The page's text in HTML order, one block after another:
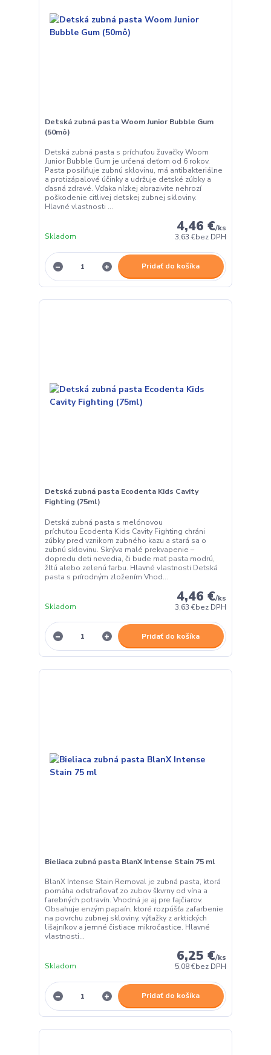
Detská zubná pasta Woom Junior Bubble Gum
(50mô)
Detská zubná pasta s príchuťou žuvačky Woom
Junior Bubble Gum je určená deťom od 6 rokov.
Pasta posilňuje zubnú sklovinu, má antibakteriálne
a protizápalové účinky a udržuje detské zúbky a
ďasná zdravé. Vďaka nízkej abrazivite nehrozí
poškodenie citlivej detskej zubnej skloviny.
Hlavné vlastnosti ...
4,46 €/ks
3,63 €bez DPH
Skladom
Pridať do košíka
Detská zubná pasta Ecodenta Kids Cavity
Fighting (75ml)
Detská zubná pasta s melónovou
príchuťou Ecodenta Kids Cavity Fighting chráni
zúbky pred vznikom zubného kazu a stará sa o
zubnú sklovinu. Skrýva malé prekvapenie –
dopredu deti nevedia, či bude mať pasta modrú,
žltú alebo zelenú farbu. Hlavné vlastnosti Detská
pasta s prírodným zložením Vhod...
4,46 €/ks
3,63 €bez DPH
Skladom
Pridať do košíka
Bieliaca zubná pasta BlanX Intense Stain 75 ml
BlanX Intense Stain Removal je zubná pasta, ktorá
pomáha odstraňovať zo zubov škvrny od vína a
farebných potravín. Vhodná je aj pre fajčiarov.
Obsahuje enzým papaín, ktoré rozpúšťa zafarbenie
na povrchu zubnej skloviny, výťažky z arktických
lišajníkov a jemné čistiace mikročastice. Hlavné
vlastnosti...
6,25 €/ks
5,08 €bez DPH
Skladom
Pridať do košíka